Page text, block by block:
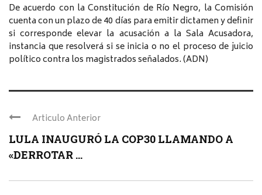
De acuerdo con la Constitución de Río Negro, la Comisión
cuenta con un plazo de 40 días para emitir dictamen y definir
si corresponde elevar la acusación a la Sala Acusadora,
instancia que resolverá si se inicia o no el proceso de juicio
político contra los magistrados señalados. (ADN)
Articulo Anterior
LULA INAUGURÓ LA COP30 LLAMANDO A
«DERROTAR ...